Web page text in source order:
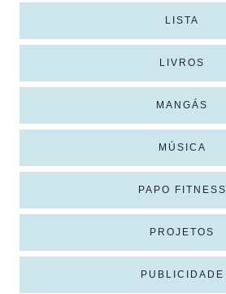
LISTA
LIVROS
MANGÁS
MÚSICA
PAPO FITNESS
PROJETOS
PUBLICIDADE